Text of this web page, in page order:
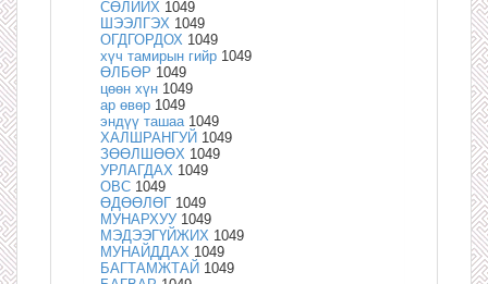
СӨЛИЙХ 1049
ШЭЭЛГЭХ 1049
ОГДГОРДОХ 1049
хүч тамирын гийр 1049
ӨЛБӨР 1049
цөөн хүн 1049
ар өвөр 1049
эндүү ташаа 1049
ХАЛШРАНГУЙ 1049
ЗӨӨЛШӨӨХ 1049
УРЛАГДАХ 1049
ОВС 1049
ӨДӨӨЛӨГ 1049
МУНАРХУУ 1049
МЭДЭЭГҮЙЖИХ 1049
МУНАЙДДАХ 1049
БАГТАМЖТАЙ 1049